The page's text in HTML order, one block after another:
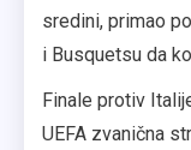
sredini, primao
i Busquetsu da
Finale protiv
UEFA zvanična